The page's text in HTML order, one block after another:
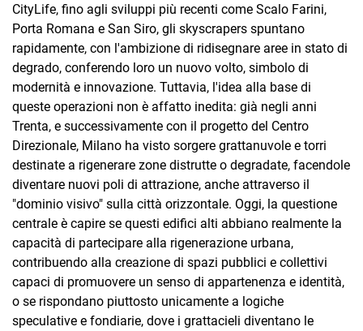
CityLife, fino agli sviluppi più recenti come Scalo Farini,
Porta Romana e San Siro, gli skyscrapers spuntano
rapidamente, con l'ambizione di ridisegnare aree in stato di
degrado, conferendo loro un nuovo volto, simbolo di
modernità e innovazione. Tuttavia, l'idea alla base di
queste operazioni non è affatto inedita: già negli anni
Trenta, e successivamente con il progetto del Centro
Direzionale, Milano ha visto sorgere grattanuvole e torri
destinate a rigenerare zone distrutte o degradate, facendole
diventare nuovi poli di attrazione, anche attraverso il
"dominio visivo" sulla città orizzontale. Oggi, la questione
centrale è capire se questi edifici alti abbiano realmente la
capacità di partecipare alla rigenerazione urbana,
contribuendo alla creazione di spazi pubblici e collettivi
capaci di promuovere un senso di appartenenza e identità,
o se rispondano piuttosto unicamente a logiche
speculative e fondiarie, dove i grattacieli diventano le